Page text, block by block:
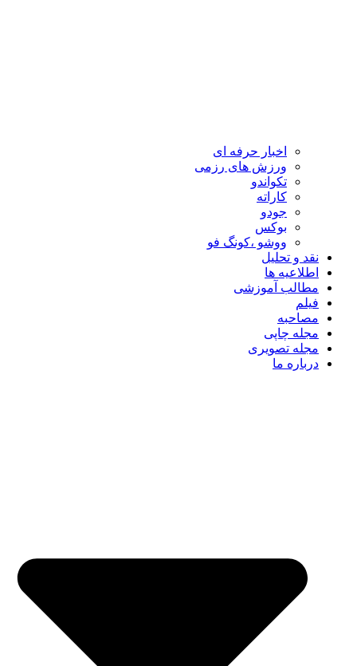
اخبار حرفه ای
ورزش های رزمی
تکواندو
کاراته
جودو
بوکس
ووشو ،کونگ فو
نقد و تحلیل
اطلاعیه ها
مطالب آموزشی
فیلم
مصاحبه
مجله چاپی
مجله تصویری
درباره ما